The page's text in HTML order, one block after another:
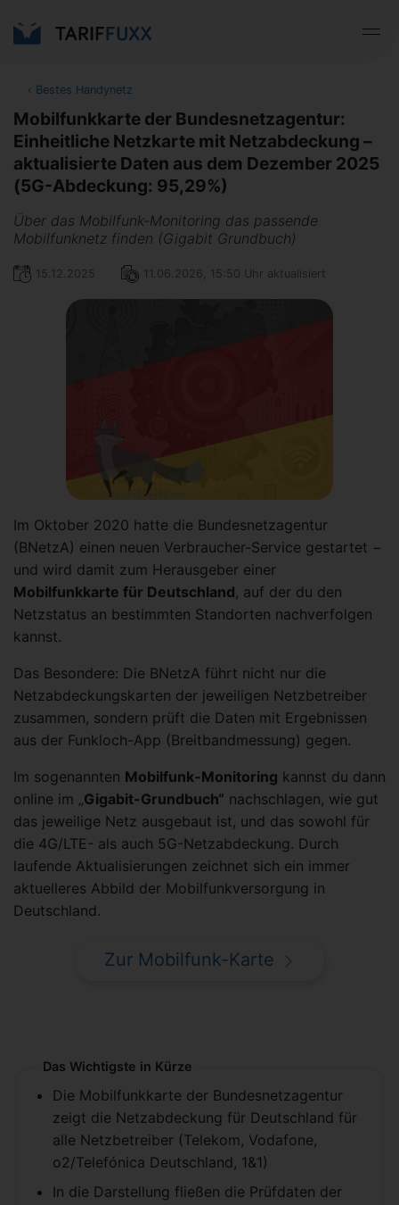
‹ Bestes Handynetz
Mobilfunkkarte der Bundesnetzagentur:
Einheitliche Netzkarte mit Netzabdeckung –
aktualisierte Daten aus dem Dezember 2025
(5G-Abdeckung: 95,29%)
Über das Mobilfunk-Monitoring das passende
Mobilfunknetz finden (Gigabit Grundbuch)
15.12.2025 11.06.2026, 15:50 Uhr aktualisiert
Im Oktober 2020 hatte die Bundesnetzagentur
(BNetzA) einen neuen Verbraucher-Service gestartet −
und wird damit zum Herausgeber einer
Mobilfunkkarte für Deutschland, auf der du den
Netzstatus an bestimmten Standorten nachverfolgen
kannst.
Das Besondere: Die BNetzA führt nicht nur die
Netzabdeckungskarten der jeweiligen Netzbetreiber
zusammen, sondern prüft die Daten mit Ergebnissen
aus der Funkloch-App (Breitbandmessung) gegen.
Im sogenannten Mobilfunk-Monitoring kannst du dann
online im „Gigabit-Grundbuch“ nachschlagen, wie gut
das jeweilige Netz ausgebaut ist, und das sowohl für
die 4G/LTE- als auch 5G-Netzabdeckung. Durch
laufende Aktualisierungen zeichnet sich ein immer
aktuelleres Abbild der Mobilfunkversorgung in
Deutschland.
Zur Mobilfunk-Karte
Das Wichtigste in Kürze
Die Mobilfunkkarte der Bundesnetzagentur
zeigt die Netzabdeckung für Deutschland für
alle Netzbetreiber (Telekom, Vodafone,
o2/Telefónica Deutschland, 1&1)
In die Darstellung fließen die Prüfdaten der